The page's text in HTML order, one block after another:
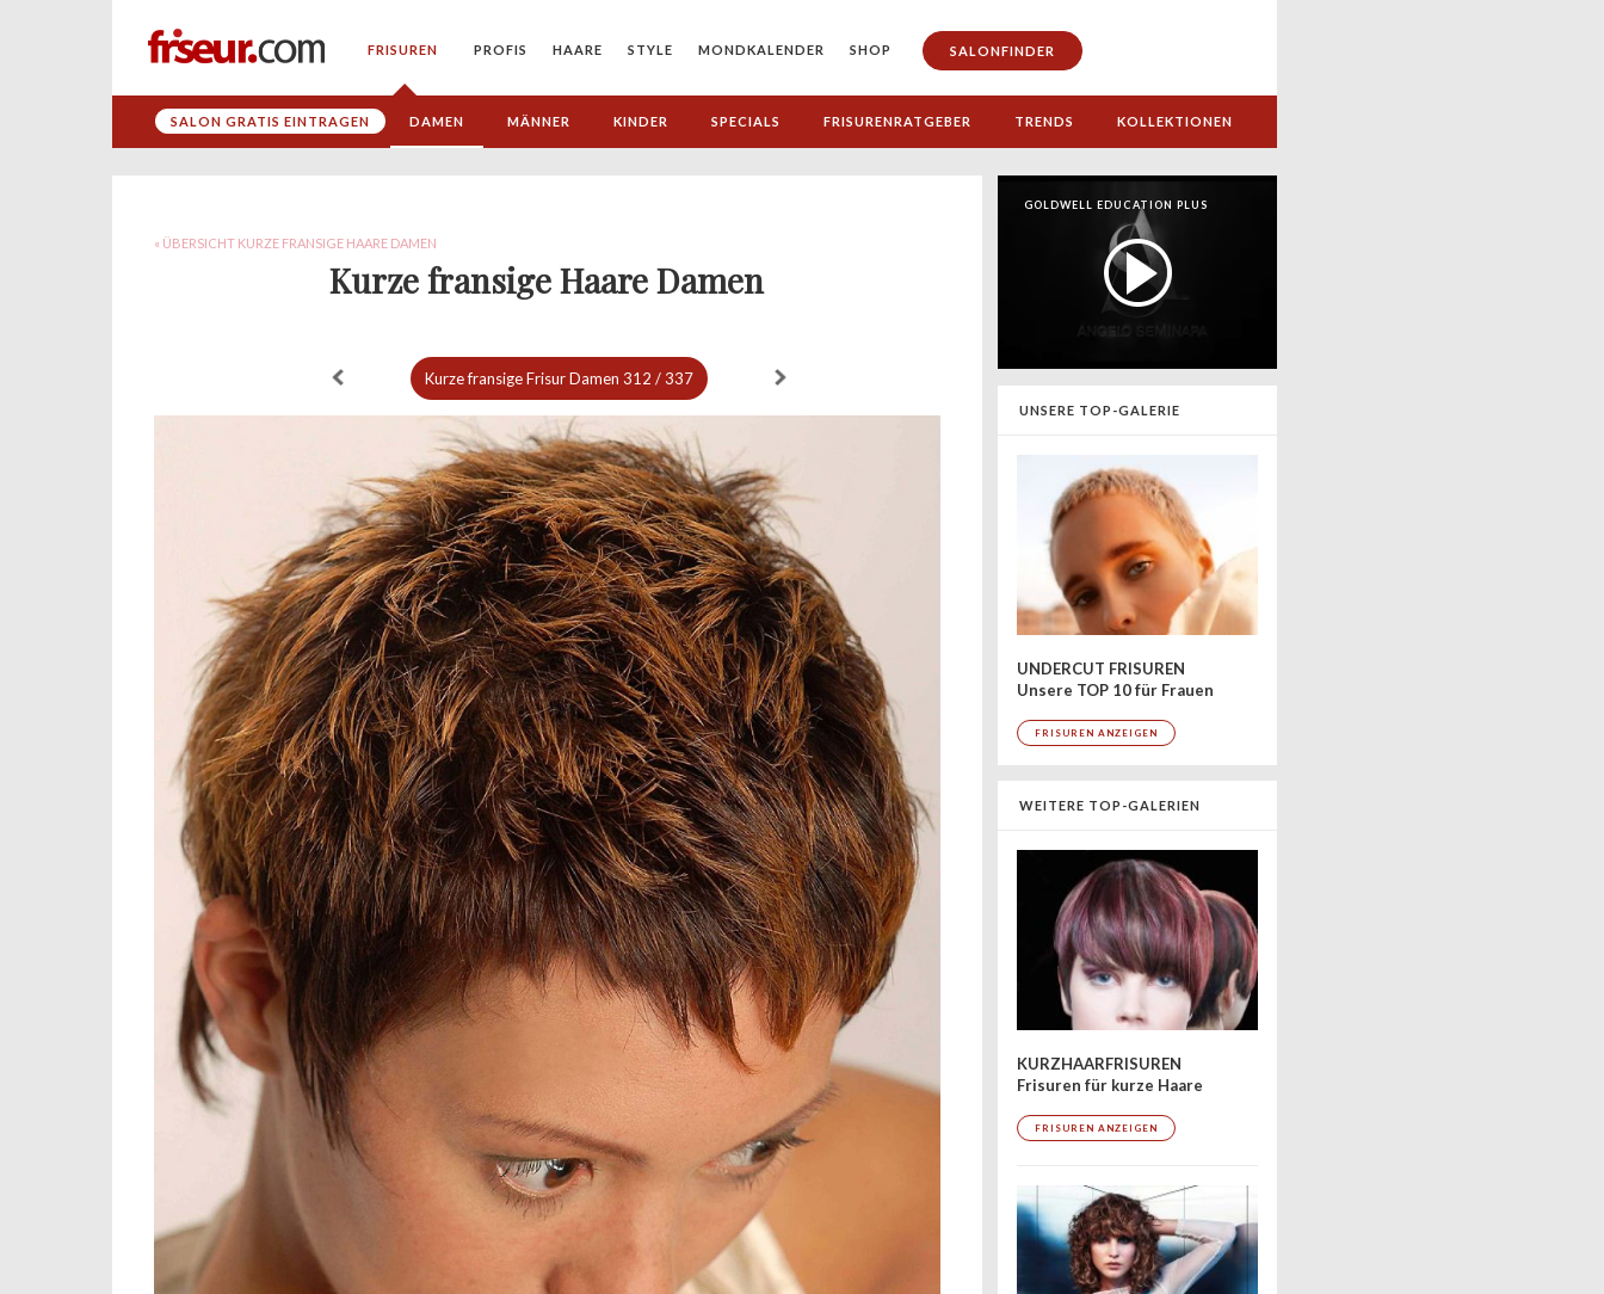
FRISUREN PROFIS HAARE STYLE MONDKALENDER SHOP SALONFINDER
SALON GRATIS EINTRAGEN DAMEN MÄNNER KINDER SPECIALS FRISURENRATGEBER TRENDS KOLLEKTIONEN
« ÜBERSICHT KURZE FRANSIGE HAARE DAMEN
Kurze fransige Haare Damen
Kurze fransige Frisur Damen 312 / 337
GOLDWELL EDUCATION PLUS
UNSERE TOP-GALERIE
UNDERCUT FRISUREN
Unsere TOP 10 für Frauen
FRISUREN ANZEIGEN
WEITERE TOP-GALERIEN
KURZHAARFRISUREN
Frisuren für kurze Haare
FRISUREN ANZEIGEN